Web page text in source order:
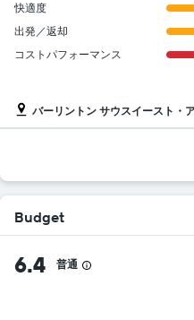
最
安
値
し
て
い
快適度
出発／返却
コストパフォーマンス
Budget
6.4 普通